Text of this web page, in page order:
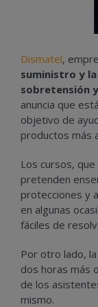
Dismatel,
suministro y
sobretensión
anuncia que
objetivo de
productos más
Los cursos,
pretenden
protecciones y
en algunas
fáciles de
Por otro lado,
dos horas más
de los
mismo.